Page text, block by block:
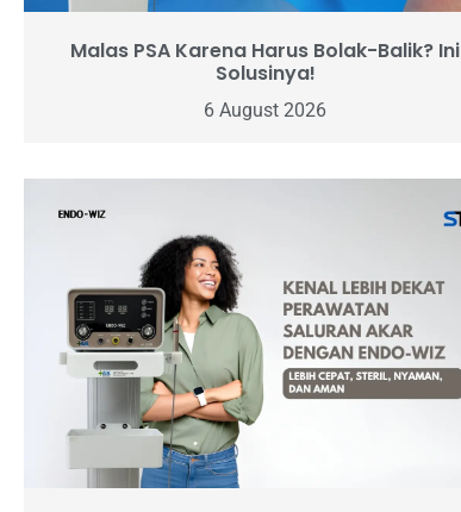
Malas PSA Karena Harus Bolak-Balik? Ini
Solusinya!
6 August 2026